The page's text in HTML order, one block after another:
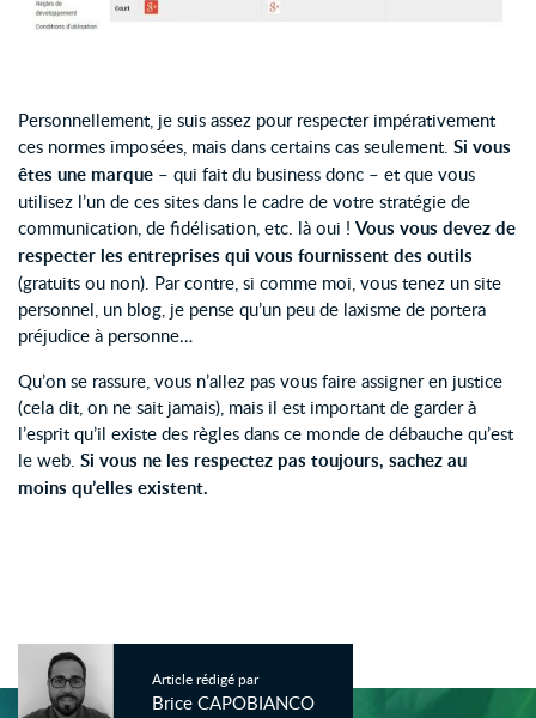
Personnellement, je suis assez pour respecter impérativement
ces normes imposées, mais dans certains cas seulement. Si vous
êtes une marque – qui fait du business donc – et que vous
utilisez l’un de ces sites dans le cadre de votre stratégie de
communication, de fidélisation, etc. là oui ! Vous vous devez de
respecter les entreprises qui vous fournissent des outils
(gratuits ou non). Par contre, si comme moi, vous tenez un site
personnel, un blog, je pense qu’un peu de laxisme de portera
préjudice à personne…
Qu’on se rassure, vous n’allez pas vous faire assigner en justice
(cela dit, on ne sait jamais), mais il est important de garder à
l’esprit qu’il existe des règles dans ce monde de débauche qu’est
le web. Si vous ne les respectez pas toujours, sachez au
moins qu’elles existent.
Article rédigé par
Brice CAPOBIANCO